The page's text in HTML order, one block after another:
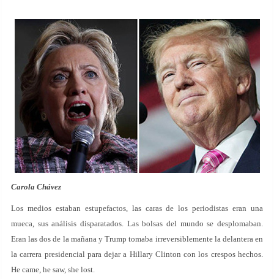
Carola Chávez
Los medios estaban estupefactos, las caras de los periodistas eran una
mueca, sus análisis disparatados. Las bolsas del mundo se desplomaban.
Eran las dos de la mañana y Trump tomaba irreversiblemente la delantera en
la carrera presidencial para dejar a Hillary Clinton con los crespos hechos.
He came, he saw, she lost.